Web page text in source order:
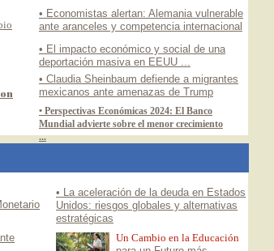
• Perspectivas Económicas 2024: El Banco
Mundial advierte sobre el menor crecimiento
...
Un Cambio en la Educación
• Claudia Sheinbaum defiende a migrantes
mexicanos ante amenazas de Trump
• El impacto económico y social de una
deportación masiva en EEUU ...
• La aceleración de la deuda en Estados
Unidos: riesgos globales y alternativas
estratégicas
• Economistas alertan: Alemania vulnerable
ante aranceles y competencia internacional